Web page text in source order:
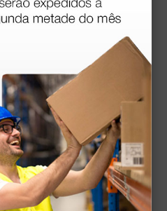
F.O. LED - com cabo
1 unidade